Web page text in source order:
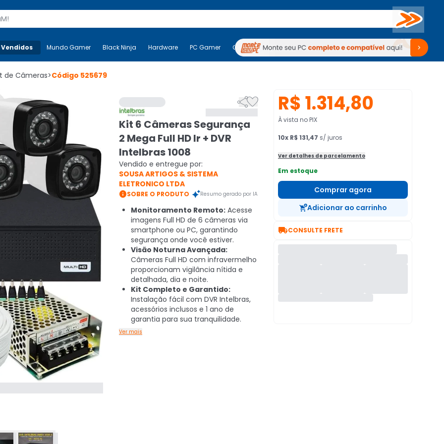
Buscar
Mais-v- Mundo Gamer Black Ninja Hardware PC Gamer Computadores Periféricos TV Venda no KaBuM!
Mundo Gamer Black Ninja Hardware PC Gamer Computadores Periféricos TV Venda no KaBuM!
de Câmeras>Código 525679

Kit 6 Câmeras Segurança
2 Mega Full HD Ir + DVR
Intelbras 1008
Vendido e entregue por:
SOUSA ARTIGOS & SISTEMA
ELETRONICO LTDA
SOBRE O PRODUTO Resumo gerado por IA
Monitoramento Remoto: Acesse
imagens Full HD de 6 câmeras via
smartphone ou PC, garantindo
segurança onde você estiver.
Visão Noturna Avançada:
Câmeras Full HD com infravermelho
proporcionam vigilância nítida e
detalhada, dia e noite.
Kit Completo e Garantido:
Instalação fácil com DVR Intelbras,
acessórios inclusos e 1 ano de
garantia para sua tranquilidade.
Ver mais
R$ 1.314,80
À vista no PIX
10x R$ 131,47 s/ juros
Ver detalhes de parcelamento
Em estoque
Comprar agora
Adicionar ao carrinho
CONSULTE FRETE